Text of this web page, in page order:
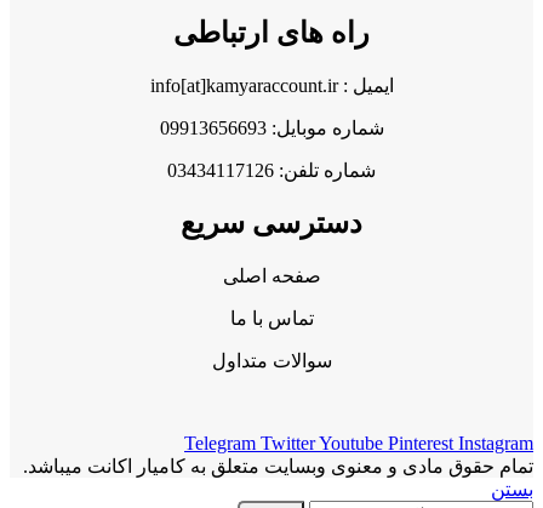
راه های ارتباطی
ایمیل : info[at]kamyaraccount.ir
شماره موبایل: 09913656693
شماره تلفن: 03434117126
دسترسی سریع
صفحه اصلی
تماس با ما
سوالات متداول
Telegram TwitterYoutube Pinterest Instagram
تمام حقوق مادی و معنوی وبسایت متعلق به کامیار اکانت میباشد.
بستن